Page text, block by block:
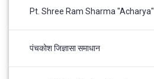
Pt. Shree Ram Sharma "Acharya"
पंचकोश जिज्ञासा समाधान